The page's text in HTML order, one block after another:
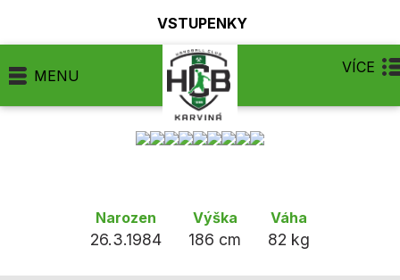
VSTUPENKY
MENU VÍCE
Narozen
26.3.1984
Výška
186 cm
Váha
82 kg